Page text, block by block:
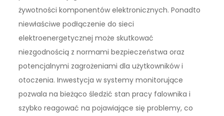
żywotności komponentów elektronicznych. Ponadto
niewłaściwe podłączenie do sieci
elektroenergetycznej może skutkować
niezgodnością z normami bezpieczeństwa oraz
potencjalnymi zagrożeniami dla użytkowników i
otoczenia. Inwestycja w systemy monitorujące
pozwala na bieżąco śledzić stan pracy falownika i
szybko reagować na pojawiające się problemy, co